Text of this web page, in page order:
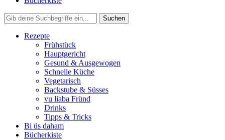
Rezepte
Frühstück
Hauptgericht
Gesund & Ausgewogen
Schnelle Küche
Vegetarisch
Backstube & Süsses
vu liaba Fründ
Drinks
Tipps & Tricks
Bi üs daham
Bücherkiste